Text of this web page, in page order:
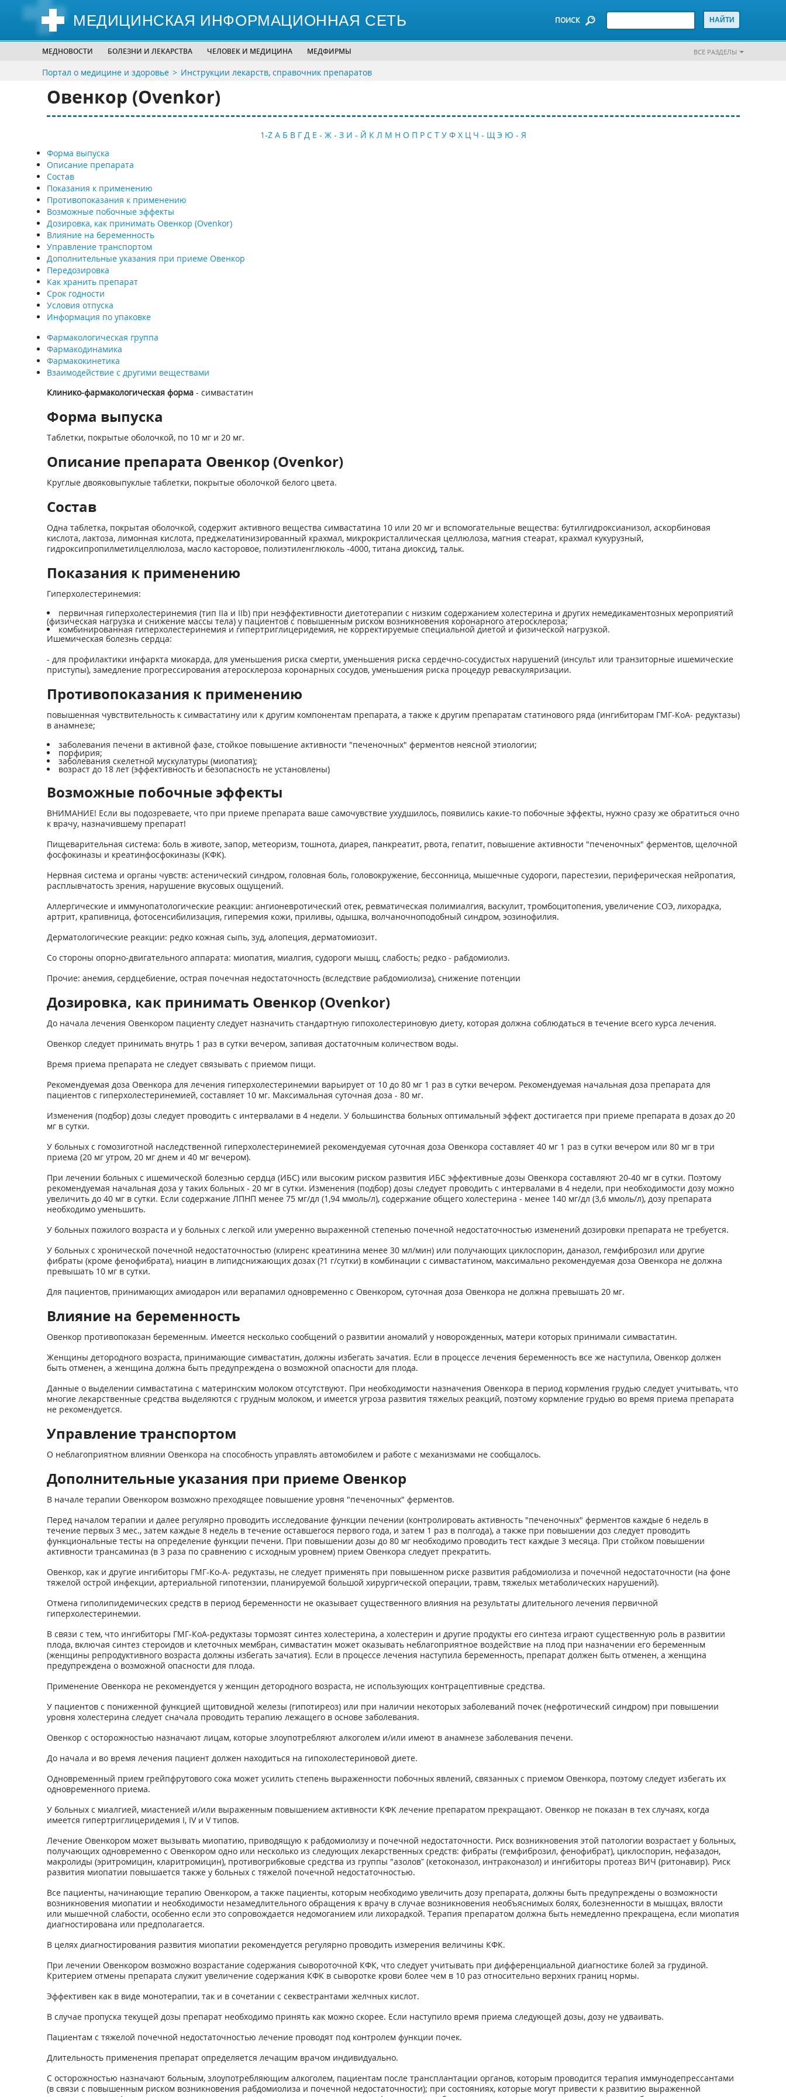
МЕДИЦИНСКАЯ ИНФОРМАЦИОННАЯ СЕТЬ ПОИСК
МЕДНОВОСТИ БОЛЕЗНИ И ЛЕКАРСТВА ЧЕЛОВЕК И МЕДИЦИНА МЕДФИРМЫ ВСЕ РАЗДЕЛЫ
Портал о медицине и здоровье Инструкции лекарств, справочник препаратов
Овенкор (Ovenkor)
1-Z А Б В Г Д Е - Ж - З И - Й К Л М Н О П Р С Т У Ф Х Ц Ч - Щ Э Ю - Я
Форма выпуска
Описание препарата
Состав
Показания к применению
Противопоказания к применению
Возможные побочные эффекты
Дозировка, как принимать Овенкор (Ovenkor)
Влияние на беременность
Управление транспортом
Дополнительные указания при приеме Овенкор
Передозировка
Как хранить препарат
Срок годности
Условия отпуска
Информация по упаковке
Фармакологическая группа
Фармакодинамика
Фармакокинетика
Взаимодействие с другими веществами
Клинико-фармакологическая форма- симвастатин
Форма выпуска
Таблетки, покрытые оболочкой, по 10 мг и 20 мг.
Описание препарата Овенкор (Ovenkor)
Круглые двояковыпуклые таблетки, покрытые оболочкой белого цвета.
Состав
Одна таблетка, покрытая оболочкой, содержит активного вещества симвастатина 10 или 20 мг и вспомогательные вещества: бутилгидроксианизол, аскорбиновая
кислота, лактоза, лимонная кислота, преджелатинизированный крахмал, микрокристаллическая целлюлоза, магния стеарат, крахмал кукурузный,
гидроксипропилметилцеллюлоза, масло касторовое, полиэтиленглюколь -4000, титана диоксид, тальк.
Показания к применению
Гиперхолестеринемия:
первичная гиперхолестеринемия (тип IIа и IIb) при неэффективности диетотерапии с низким содержанием холестерина и других немедикаментозных мероприятий
(физическая нагрузка и снижение массы тела) у пациентов с повышенным риском возникновения коронарного атеросклероза;
комбинированная гиперхолестеринемия и гипертриглицеридемия, не корректируемые специальной диетой и физической нагрузкой.
Ишемическая болезнь сердца:
- для профилактики инфаркта миокарда, для уменьшения риска смерти, уменьшения риска сердечно-сосудистых нарушений (инсульт или транзиторные ишемические
приступы), замедление прогрессирования атеросклероза коронарных сосудов, уменьшения риска процедур реваскуляризации.
Противопоказания к применению
повышенная чувствительность к симвастатину или к другим компонентам препарата, а также к другим препаратам статинового ряда (ингибиторам ГМГ-КоА- редуктазы)
в анамнезе;
заболевания печени в активной фазе, стойкое повышение активности "печеночных" ферментов неясной этиологии;
порфирия;
заболевания скелетной мускулатуры (миопатия);
возраст до 18 лет (эффективность и безопасность не установлены)
Возможные побочные эффекты
ВНИМАНИЕ! Если вы подозреваете, что при приеме препарата ваше самочувствие ухудшилось, появились какие-то побочные эффекты, нужно сразу же обратиться очно
к врачу, назначившему препарат!
Пищеварительная система: боль в животе, запор, метеоризм, тошнота, диарея, панкреатит, рвота, гепатит, повышение активности "печеночных" ферментов, щелочной
фосфокиназы и креатинфосфокиназы (КФК).
Нервная система и органы чувств: астенический синдром, головная боль, головокружение, бессонница, мышечные судороги, парестезии, периферическая нейропатия,
расплывчатость зрения, нарушение вкусовых ощущений.
Аллергические и иммунопатологические реакции: ангионевротический отек, ревматическая полимиалгия, васкулит, тромбоцитопения, увеличение СОЭ, лихорадка,
артрит, крапивница, фотосенсибилизация, гиперемия кожи, приливы, одышка, волчаночноподобный синдром, эозинофилия.
Дерматологические реакции: редко кожная сыпь, зуд, алопеция, дерматомиозит.
Со стороны опорно-двигательного аппарата: миопатия, миалгия, судороги мышц, слабость; редко - рабдомиолиз.
Прочие: анемия, сердцебиение, острая почечная недостаточность (вследствие рабдомиолиза), снижение потенции
Дозировка, как принимать Овенкор (Ovenkor)
До начала лечения Овенкором пациенту следует назначить стандартную гипохолестериновую диету, которая должна соблюдаться в течение всего курса лечения.
Овенкор следует принимать внутрь 1 раз в сутки вечером, запивая достаточным количеством воды.
Время приема препарата не следует связывать с приемом пищи.
Рекомендуемая доза Овенкора для лечения гиперхолестеринемии варьирует от 10 до 80 мг 1 раз в сутки вечером. Рекомендуемая начальная доза препарата для
пациентов с гиперхолестеринемией, составляет 10 мг. Максимальная суточная доза - 80 мг.
Изменения (подбор) дозы следует проводить с интервалами в 4 недели. У большинства больных оптимальный эффект достигается при приеме препарата в дозах до 20
мг в сутки.
У больных с гомозиготной наследственной гиперхолестеринемией рекомендуемая суточная доза Овенкора составляет 40 мг 1 раз в сутки вечером или 80 мг в три
приема (20 мг утром, 20 мг днем и 40 мг вечером).
При лечении больных с ишемической болезнью сердца (ИБС) или высоким риском развития ИБС эффективные дозы Овенкора составляют 20-40 мг в сутки. Поэтому
рекомендуемая начальная доза у таких больных - 20 мг в сутки. Изменения (подбор) дозы следует проводить с интервалами в 4 недели, при необходимости дозу можно
увеличить до 40 мг в сутки. Если содержание ЛПНП менее 75 мг/дл (1,94 ммоль/л), содержание общего холестерина - менее 140 мг/дл (3,6 ммоль/л), дозу препарата
необходимо уменьшить.
У больных пожилого возраста и у больных с легкой или умеренно выраженной степенью почечной недостаточностью изменений дозировки препарата не требуется.
У больных с хронической почечной недостаточностью (клиренс креатинина менее 30 мл/мин) или получающих циклоспорин, даназол, гемфиброзил или другие
фибраты (кроме фенофибрата), ниацин в липидснижающих дозах (?1 г/сутки) в комбинации с симвастатином, максимально рекомендуемая доза Овенкора не должна
превышать 10 мг в сутки.
Для пациентов, принимающих амиодарон или верапамил одновременно с Овенкором, суточная доза Овенкора не должна превышать 20 мг.
Влияние на беременность
Овенкор противопоказан беременным. Имеется несколько сообщений о развитии аномалий у новорожденных, матери которых принимали симвастатин.
Женщины детородного возраста, принимающие симвастатин, должны избегать зачатия. Если в процессе лечения беременность все же наступила, Овенкор должен
быть отменен, а женщина должна быть предупреждена о возможной опасности для плода.
Данные о выделении симвастатина с материнским молоком отсутствуют. При необходимости назначения Овенкора в период кормления грудью следует учитывать, что
многие лекарственные средства выделяются с грудным молоком, и имеется угроза развития тяжелых реакций, поэтому кормление грудью во время приема препарата
не рекомендуется.
Управление транспортом
О неблагоприятном влиянии Овенкора на способность управлять автомобилем и работе с механизмами не сообщалось.
Дополнительные указания при приеме Овенкор
В начале терапии Овенкором возможно преходящее повышение уровня "печеночных" ферментов.
Перед началом терапии и далее регулярно проводить исследование функции печении (контролировать активность "печеночных" ферментов каждые 6 недель в
течение первых 3 мес., затем каждые 8 недель в течение оставшегося первого года, и затем 1 раз в полгода), а также при повышении доз следует проводить
функциональные тесты на определение функции печени. При повышении дозы до 80 мг необходимо проводить тест каждые 3 месяца. При стойком повышении
активности трансаминаз (в 3 раза по сравнению с исходным уровнем) прием Овенкора следует прекратить.
Овенкор, как и другие ингибиторы ГМГ-Ко-А- редуктазы, не следует применять при повышенном риске развития рабдомиолиза и почечной недостаточности (на фоне
тяжелой острой инфекции, артериальной гипотензии, планируемой большой хирургической операции, травм, тяжелых метаболических нарушений).
Отмена гиполипидемических средств в период беременности не оказывает существенного влияния на результаты длительного лечения первичной
гиперхолестеринемии.
В связи с тем, что ингибиторы ГМГ-КоА-редуктазы тормозят синтез холестерина, а холестерин и другие продукты его синтеза играют существенную роль в развитии
плода, включая синтез стероидов и клеточных мембран, симвастатин может оказывать неблагоприятное воздействие на плод при назначении его беременным
(женщины репродуктивного возраста должны избегать зачатия). Если в процессе лечения наступила беременность, препарат должен быть отменен, а женщина
предупреждена о возможной опасности для плода.
Применение Овенкора не рекомендуется у женщин детородного возраста, не использующих контрацептивные средства.
У пациентов с пониженной функцией щитовидной железы (гипотиреоз) или при наличии некоторых заболеваний почек (нефротический синдром) при повышении
уровня холестерина следует сначала проводить терапию лежащего в основе заболевания.
Овенкор с осторожностью назначают лицам, которые злоупотребляют алкоголем и/или имеют в анамнезе заболевания печени.
До начала и во время лечения пациент должен находиться на гипохолестериновой диете.
Одновременный прием грейпфрутового сока может усилить степень выраженности побочных явлений, связанных с приемом Овенкора, поэтому следует избегать их
одновременного приема.
У больных с миалгией, миастенией и/или выраженным повышением активности КФК лечение препаратом прекращают. Овенкор не показан в тех случаях, когда
имеется гипертриглицеридемия I, IV и V типов.
Лечение Овенкором может вызывать миопатию, приводящую к рабдомиолизу и почечной недостаточности. Риск возникновения этой патологии возрастает у больных,
получающих одновременно с Овенкором одно или несколько из следующих лекарственных средств: фибраты (гемфиброзил, фенофибрат), циклоспорин, нефазадон,
макролиды (эритромицин, кларитромицин), противогрибковые средства из группы "азолов” (кетоконазол, интраконазол) и ингибиторы протеаз ВИЧ (ритонавир). Риск
развития миопатии повышается также у больных с тяжелой почечной недостаточностью.
Все пациенты, начинающие терапию Овенкором, а также пациенты, которым необходимо увеличить дозу препарата, должны быть предупреждены о возможности
возникновения миопатии и необходимости незамедлительного обращения к врачу в случае возникновения необъяснимых болях, болезненности в мышцах, вялости
или мышечной слабости, особенно если это сопровождается недомоганием или лихорадкой. Терапия препаратом должна быть немедленно прекращена, если миопатия
диагностирована или предполагается.
В целях диагностирования развития миопатии рекомендуется регулярно проводить измерения величины КФК.
При лечении Овенкором возможно возрастание содержания сывороточной КФК, что следует учитывать при дифференциальной диагностике болей за грудиной.
Критерием отмены препарата служит увеличение содержания КФК в сыворотке крови более чем в 10 раз относительно верхних границ нормы.
Эффективен как в виде монотерапии, так и в сочетании с секвестрантами желчных кислот.
В случае пропуска текущей дозы препарат необходимо принять как можно скорее. Если наступило время приема следующей дозы, дозу не удваивать.
Пациентам с тяжелой почечной недостаточностью лечение проводят под контролем функции почек.
Длительность применения препарат определяется лечащим врачом индивидуально.
С осторожностью назначают больным, злоупотребляющим алкоголем, пациентам после трансплантации органов, которым проводится терапия иммунодепрессантами
(в связи с повышенным риском возникновения рабдомиолиза и почечной недостаточности); при состояниях, которые могут привести к развитию выраженной